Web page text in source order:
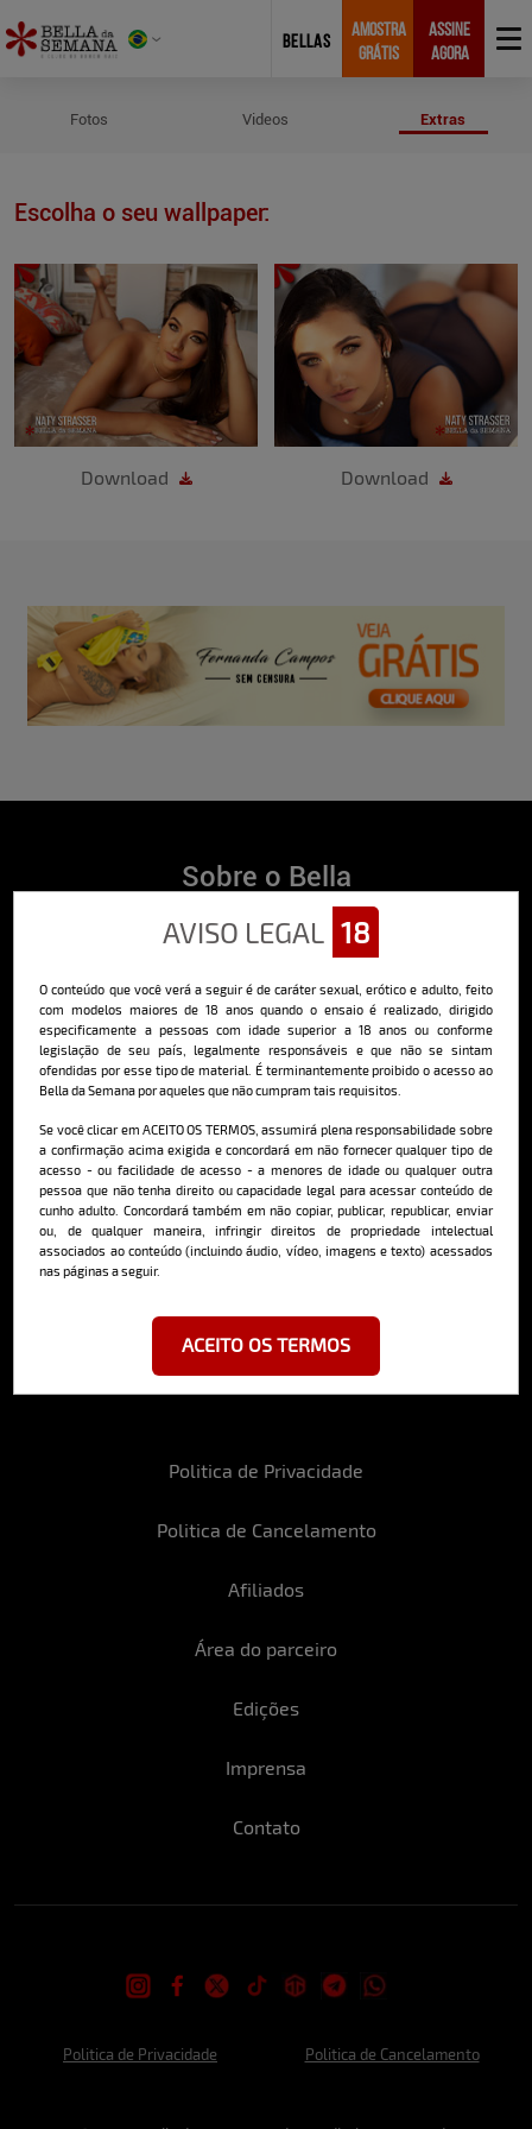
BELLAS
AMOSTRA
GRÁTIS
ASSINE
AGORA
Fotos Videos Extras
Escolha o seu wallpaper:
Download Download
AVISO LEGAL 18
O conteúdo que você verá a seguir é de caráter sexual, erótico e adulto, feito
com modelos maiores de 18 anos quando o ensaio é realizado, dirigido
especificamente a pessoas com idade superior a 18 anos ou conforme
legislação de seu país, legalmente responsáveis e que não se sintam
ofendidas por esse tipo de material. É terminantemente proibido o acesso ao
Bella da Semana por aqueles que não cumpram tais requisitos.
Se você clicar em ACEITO OS TERMOS, assumirá plena responsabilidade sobre
a confirmação acima exigida e concordará em não fornecer qualquer tipo de
acesso - ou facilidade de acesso - a menores de idade ou qualquer outra
pessoa que não tenha direito ou capacidade legal para acessar conteúdo de
cunho adulto. Concordará também em não copiar, publicar, republicar, enviar
ou, de qualquer maneira, infringir direitos de propriedade intelectual
associados ao conteúdo (incluindo áudio, vídeo, imagens e texto) acessados
nas páginas a seguir.
ACEITO OS TERMOS
Sobre o Bella
O Bella da Semana é a maior e mais longeva revista masculina digital
do Brasil, com ensaios fotográficos e vídeos exclusivos de alta
qualidade, além de conteúdo editorial sobre saúde, esportes, moda,
Saiba mais
Politica de Privacidade
Politica de Cancelamento
Afiliados
Área do parceiro
Edições
Imprensa
Contato
deliciosa newsletter da internet
Politica de Privacidade Politica de Cancelamento